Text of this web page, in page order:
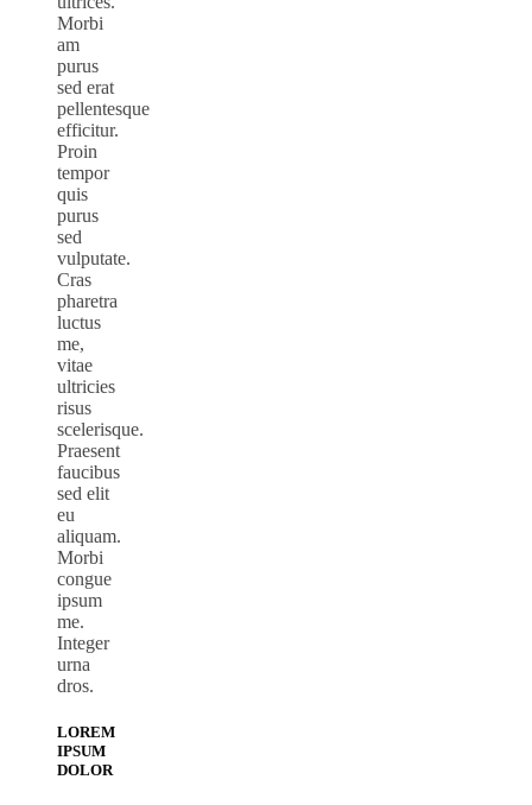
Morbi
am
purus
sed erat
pellentesque
efficitur.
Proin
tempor
quis
purus
sed
vulputate.
Cras
pharetra
luctus
me,
vitae
ultricies
risus
scelerisque.
Praesent
faucibus
sed elit
eu
aliquam.
Morbi
congue
ipsum
me.
Integer
urna
dros.
LOREM
IPSUM
DOLOR